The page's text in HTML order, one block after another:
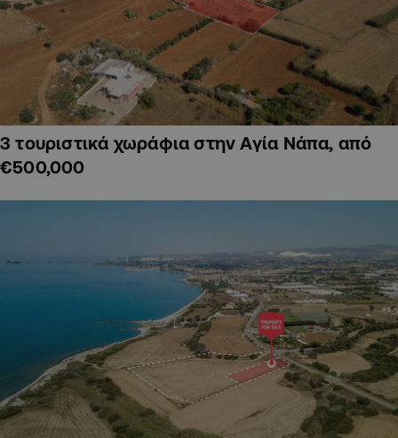
3 τουριστικά χωράφια στην Αγία Νάπα, από
€500,000